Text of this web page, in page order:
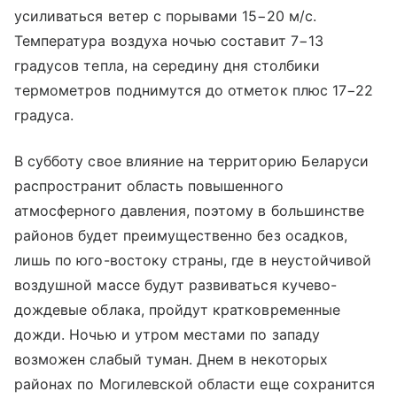
усиливаться ветер с порывами 15−20 м/с.
Температура воздуха ночью составит 7−13
градусов тепла, на середину дня столбики
термометров поднимутся до отметок плюс 17−22
градуса.
В субботу свое влияние на территорию Беларуси
распространит область повышенного
атмосферного давления, поэтому в большинстве
районов будет преимущественно без осадков,
лишь по юго-востоку страны, где в неустойчивой
воздушной массе будут развиваться кучево-
дождевые облака, пройдут кратковременные
дожди. Ночью и утром местами по западу
возможен слабый туман. Днем в некоторых
районах по Могилевской области еще сохранится